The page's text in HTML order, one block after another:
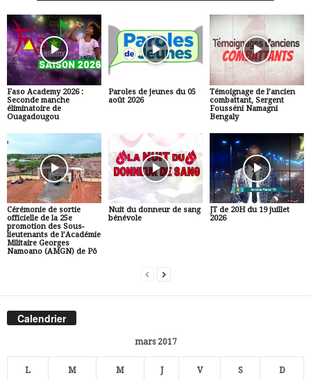
Faso Academy 2026 :
Seconde manche
éliminatoire de
Ouagadougou
Paroles de jeunes du 05
août 2026
Témoignage de l’ancien
combattant, Sergent
Fousséni Namagni
Bengaly
Cérémonie de sortie
officielle de la 25e
promotion des Sous-
lieutenants de l’Académie
Militaire Georges
Namoano (AMGN) de Pô
Nuit du donneur de sang
bénévole
JT de 20H du 19 juillet
2026
Calendrier
mars 2017
L M M J V S D